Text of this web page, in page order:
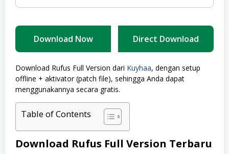
Download Now Direct Download
Download Rufus Full Version dari Kuyhaa, dengan setup
offline + aktivator (patch file), sehingga Anda dapat
menggunakannya secara gratis.
Table of Contents
Download Rufus Full Version Terbaru